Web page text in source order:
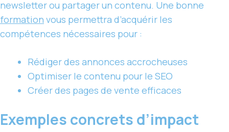
newsletter ou partager un contenu. Une bonne
formation vous permettra d’acquérir les
compétences nécessaires pour :
Rédiger des annonces accrocheuses
Optimiser le contenu pour le SEO
Créer des pages de vente efficaces
Exemples concrets d’impact